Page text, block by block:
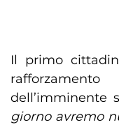
Il primo
dell’imminente
giorno avremo